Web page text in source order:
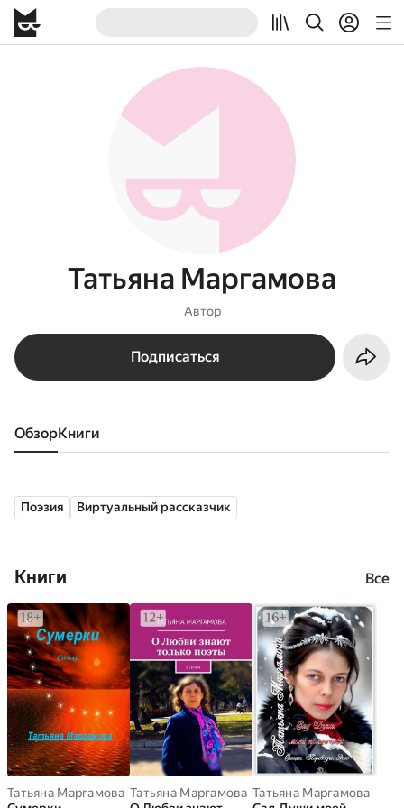
Татьяна Маргамова
Автор
Подписаться
Обзор книги
Поэзия Виртуальный рассказчик
Книги Все
Татьяна Маргамова Татьяна Маргамова Татьяна Маргамова